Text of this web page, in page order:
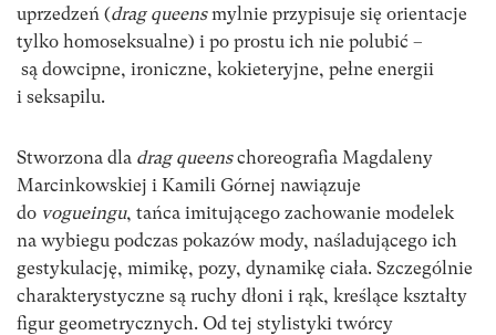
uprzedzeń (drag queensmylnie przypisuje się orientacje
tylko homoseksualne) i po prostu ich nie polubić –
są dowcipne, ironiczne, kokieteryjne, pełne energii
i seksapilu.
Stworzona dla drag queenschoreografia Magdaleny
Marcinkowskiej i Kamili Górnej nawiązuje
do vogueingu, tańca imitującego zachowanie modelek
na wybiegu podczas pokazów mody, naśladującego ich
gestykulację, mimikę, pozy, dynamikę ciała. Szczególnie
charakterystyczne są ruchy dłoni i rąk, kreślące kształty
figur geometrycznych. Od tej stylistyki twórcy